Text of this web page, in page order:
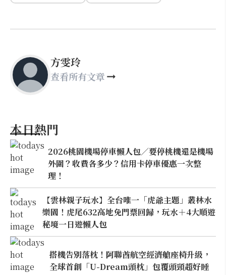
方雯玲
查看所有文章
本日熱門
2026桃園機場停車懶人包／要停桃機還是機場
外圍？收費各多少？信用卡停車優惠一次整
理！
【雲林親子玩水】全台唯一「虎爺主題」叢林水
樂園！虎尾632高地免門票回歸，玩水＋4大順遊
秘境一日遊懶人包
搭機告別落枕！阿聯酋航空經濟艙座椅升級，
全球首創「U-Dream頭枕」包覆頭頸超好睡